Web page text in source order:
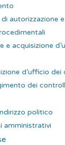
autorizzazione
e acquisizione
d’ufficio dei
dei
politico
amministrativi